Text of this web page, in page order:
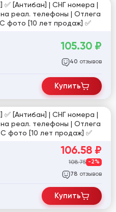
✅ [Антибан] | СНГ номера |
реал. телефоны | Отлега
фото [10 лет продаж] ✅
105.30 ₽
40 отзывов
Купить
✅ [Антибан] | СНГ номера |
реал. телефоны | Отлега
фото [10 лет продаж] ✅
106.58 ₽
108.75 -2%
78 отзывов
Купить